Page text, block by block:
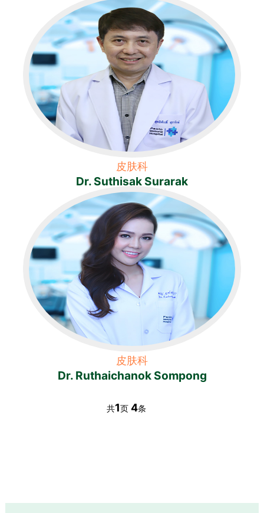
皮肤科
Dr. Suthisak Surarak
皮肤科
Dr. Ruthaichanok Sompong
共1页 4条